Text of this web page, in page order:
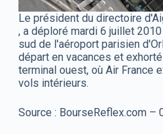
Le président du directoire
, a déploré mardi 6 juillet
sud de l'aéroport parisien
départ en vacances et
terminal ouest, où Air France
vols intérieurs.
Source : BourseReflex.com –